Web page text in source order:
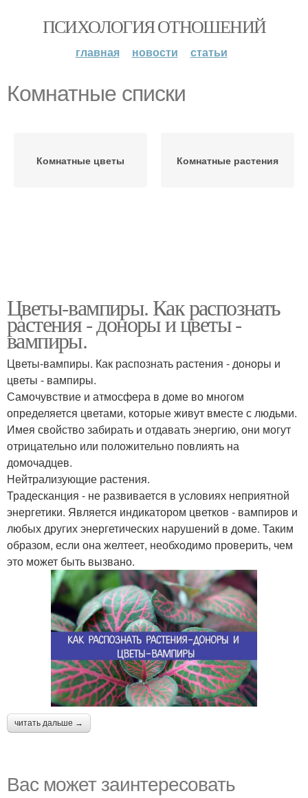
ПСИХОЛОГИЯ ОТНОШЕНИЙ
главная новости статьи
Комнатные списки
Комнатные цветы Комнатные растения
Цветы-вампиры. Как распознать
растения - доноры и цветы -
вампиры.
Цветы-вампиры. Как распознать растения - доноры и
цветы - вампиры.
Самочувствие и атмосфера в доме во многом
определяется цветами, которые живут вместе с людьми.
Имея свойство забирать и отдавать энергию, они могут
отрицательно или положительно повлиять на
домочадцев.
Нейтрализующие растения.
Традесканция - не развивается в условиях неприятной
энергетики. Является индикатором цветков - вампиров и
любых других энергетических нарушений в доме. Таким
образом, если она желтеет, необходимо проверить, чем
это может быть вызвано.
читать дальше →
Вас может заинтересовать